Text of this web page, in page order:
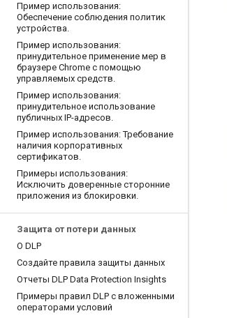
Пример использования:
Обеспечение соблюдения политик
устройства.
Пример использования:
принудительное применение мер в
браузере Chrome с помощью
управляемых средств.
Пример использования:
принудительное использование
публичных IP-адресов.
Пример использования: Требование
наличия корпоративных
сертификатов.
Примеры использования:
Исключить доверенные сторонние
приложения из блокировки.
Защита от потери данных
О DLP
Создайте правила защиты данных
Отчеты DLP Data Protection Insights
Примеры правил DLP с вложенными
операторами условий